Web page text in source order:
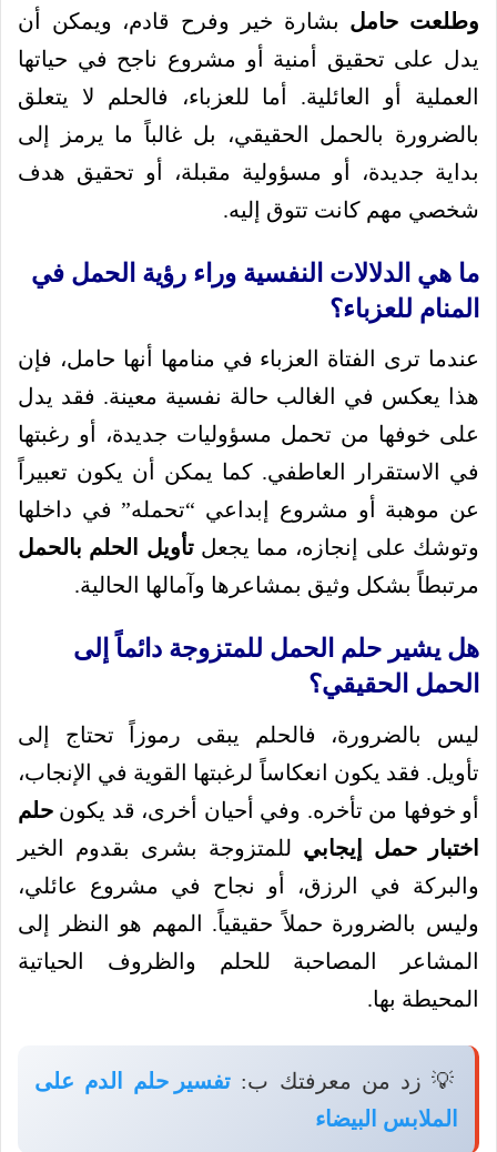
وطلعت حامل بشارة خير وفرح قادم، ويمكن أن
يدل على تحقيق أمنية أو مشروع ناجح في حياتها
العملية أو العائلية. أما للعزباء، فالحلم لا يتعلق
بالضرورة بالحمل الحقيقي، بل غالباً ما يرمز إلى
بداية جديدة، أو مسؤولية مقبلة، أو تحقيق هدف
شخصي مهم كانت تتوق إليه.
ما هي الدلالات النفسية وراء رؤية الحمل في
المنام للعزباء؟
عندما ترى الفتاة العزباء في منامها أنها حامل، فإن
هذا يعكس في الغالب حالة نفسية معينة. فقد يدل
على خوفها من تحمل مسؤوليات جديدة، أو رغبتها
في الاستقرار العاطفي. كما يمكن أن يكون تعبيراً
عن موهبة أو مشروع إبداعي “تحمله” في داخلها
وتوشك على إنجازه، مما يجعلتأويل الحلم بالحمل
مرتبطاً بشكل وثيق بمشاعرها وآمالها الحالية.
هل يشير حلم الحمل للمتزوجة دائماً إلى
الحمل الحقيقي؟
ليس بالضرورة، فالحلم يبقى رموزاً تحتاج إلى
تأويل. فقد يكون انعكاساً لرغبتها القوية في الإنجاب،
أو خوفها من تأخره. وفي أحيان أخرى، قد يكون حلم
اختبار حمل إيجابي للمتزوجة بشرى بقدوم الخير
والبركة في الرزق، أو نجاح في مشروع عائلي،
وليس بالضرورة حملاً حقيقياً. المهم هو النظر إلى
المشاعر المصاحبة للحلم والظروف الحياتية
المحيطة بها.
💡 زد من معرفتك ب: تفسير حلم الدم على
الملابس البيضاء